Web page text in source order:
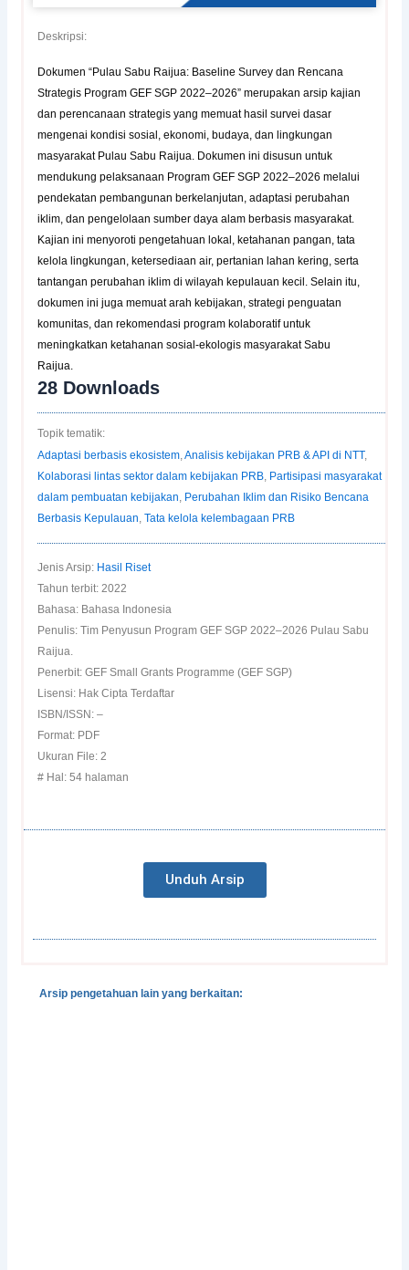
Deskripsi:
Dokumen “Pulau Sabu Raijua: Baseline Survey dan Rencana
Strategis Program GEF SGP 2022–2026” merupakan arsip kajian
dan perencanaan strategis yang memuat hasil survei dasar
mengenai kondisi sosial, ekonomi, budaya, dan lingkungan
masyarakat Pulau Sabu Raijua. Dokumen ini disusun untuk
mendukung pelaksanaan Program GEF SGP 2022–2026 melalui
pendekatan pembangunan berkelanjutan, adaptasi perubahan
iklim, dan pengelolaan sumber daya alam berbasis masyarakat.
Kajian ini menyoroti pengetahuan lokal, ketahanan pangan, tata
kelola lingkungan, ketersediaan air, pertanian lahan kering, serta
tantangan perubahan iklim di wilayah kepulauan kecil. Selain itu,
dokumen ini juga memuat arah kebijakan, strategi penguatan
komunitas, dan rekomendasi program kolaboratif untuk
meningkatkan ketahanan sosial-ekologis masyarakat Sabu
Raijua.
28 Downloads
Topik tematik:
Adaptasi berbasis ekosistem,Analisis kebijakan PRB & API di NTT,
Kolaborasi lintas sektor dalam kebijakan PRB, Partisipasi masyarakat
dalam pembuatan kebijakan, Perubahan Iklim dan Risiko Bencana
Berbasis Kepulauan,Tata kelola kelembagaan PRB
Jenis Arsip: Hasil Riset
Tahun terbit: 2022
Bahasa: Bahasa Indonesia
Penulis: Tim Penyusun Program GEF SGP 2022–2026 Pulau Sabu
Raijua.
Penerbit: GEF Small Grants Programme (GEF SGP)
Lisensi: Hak Cipta Terdaftar
ISBN/ISSN: –
Format: PDF
Ukuran File: 2
# Hal: 54 halaman
Unduh Arsip
Arsip pengetahuan lain yang berkaitan: